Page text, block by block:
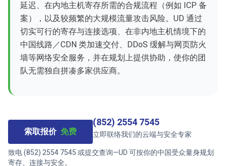
延迟、在内地主机寄存所需的合规流程（例如 ICP 备
案），以及较频繁的大规模流量攻击风险。UD 通过
切实可行的寄存与连接选项、在非内地主机情境下的
中国线路／CDN 类加速交付、DDoS 缓解与网页防火
墙等网络安全服务，并在规划上提供协助，使你的团
队无需独自拼凑多家供应商。
索取报价 免费
(852) 2554 7545
立即联络我们的云端与安全专家
致电 (852) 2554 7545 或提交查询—UD 可按你的中国受众量身规划
寄存、连接与安全。